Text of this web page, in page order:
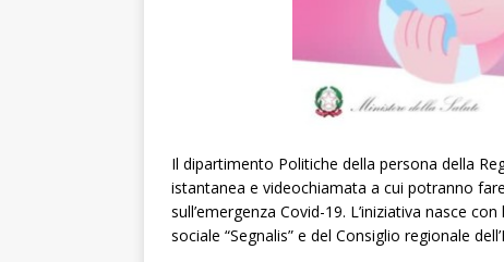
Il dipartimento Politiche della persona della
istantanea e videochiamata a cui potranno
sull’emergenza Covid-19. L’iniziativa nasce
sociale “Segnalis” e del Consiglio regionale